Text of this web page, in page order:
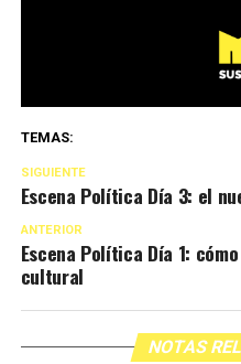
TEMAS:
SIGUIENTE
Escena Política Día 3: el
ANTERIOR
Escena Política Día 1:
cultural
NOTAS